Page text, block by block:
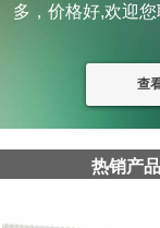
多，价格好,欢迎您
查
热销产品